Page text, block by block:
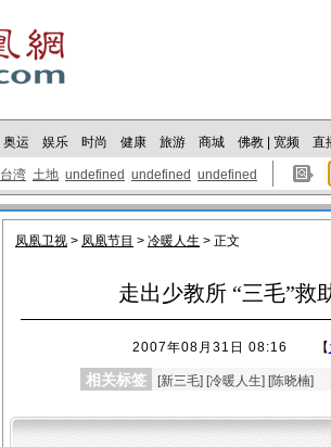
奥运 娱乐 时尚 健康 旅游 商城 佛教 宽频 直
台湾 土地 undefined undefined undefined
凤凰卫视 > 凤凰节目 > 冷暖人生 > 正文
走出少教所 “三毛”救
2007年08月31日 08:16 【
相关标签 [新三毛] [冷暖人生] [陈晓楠]